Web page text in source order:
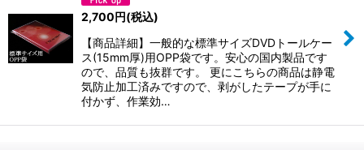
2,700 円(税込)
【商品詳細】一般的な標準サイズDVDトールケー
ス(15mm厚)用OPP袋です。安心の国内製品です
ので、品質も抜群です。 更にこちらの商品は静電
気防止加工済みですので、剥がしたテープが手に
付かず、作業効…